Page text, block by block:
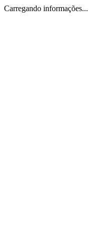
Carregando informações...